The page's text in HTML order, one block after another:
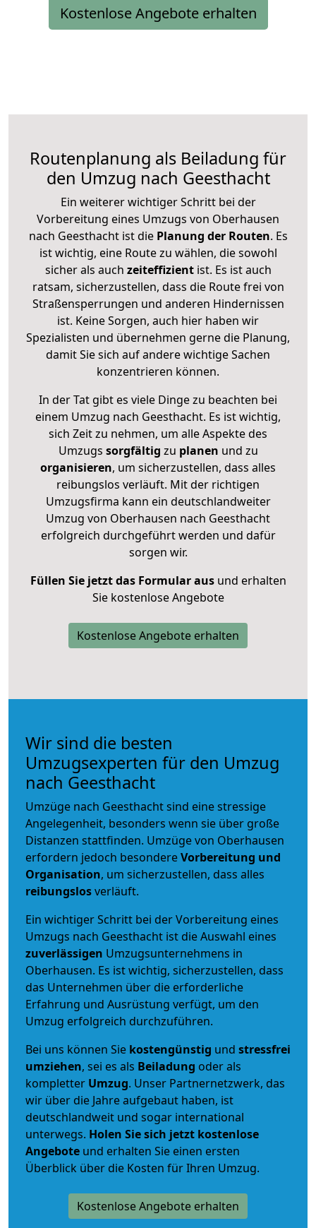
Kostenlose Angebote erhalten
Routenplanung als Beiladung für
den Umzug nach Geesthacht
Ein weiterer wichtiger Schritt bei der
Vorbereitung eines Umzugs von Oberhausen
nach Geesthacht ist diePlanung der Routen. Es
ist wichtig, eine Route zu wählen, die sowohl
sicher als auch zeiteffizientist. Es ist auch
ratsam, sicherzustellen, dass die Route frei von
Straßensperrungen und anderen Hindernissen
ist. Keine Sorgen, auch hier haben wir
Spezialisten und übernehmen gerne die Planung,
damit Sie sich auf andere wichtige Sachen
konzentrieren können.
In der Tat gibt es viele Dinge zu beachten bei
einem Umzug nach Geesthacht. Es ist wichtig,
sich Zeit zu nehmen, um alle Aspekte des
Umzugs sorgfältig zu planen und zu
organisieren, um sicherzustellen, dass alles
reibungslos verläuft. Mit der richtigen
Umzugsfirma kann ein deutschlandweiter
Umzug von Oberhausen nach Geesthacht
erfolgreich durchgeführt werden und dafür
sorgen wir.
Füllen Sie jetzt das Formular ausund erhalten
Sie kostenlose Angebote
Kostenlose Angebote erhalten
Wir sind die besten
Umzugsexperten für den Umzug
nach Geesthacht
Umzüge nach Geesthacht sind eine stressige
Angelegenheit, besonders wenn sie über große
Distanzen stattfinden. Umzüge von Oberhausen
erfordern jedoch besondereVorbereitung und
Organisation, um sicherzustellen, dass alles
reibungslosverläuft.
Ein wichtiger Schritt bei der Vorbereitung eines
Umzugs nach Geesthacht ist die Auswahl eines
zuverlässigen Umzugsunternehmens in
Oberhausen. Es ist wichtig, sicherzustellen, dass
das Unternehmen über die erforderliche
Erfahrung und Ausrüstung verfügt, um den
Umzug erfolgreich durchzuführen.
Bei uns können Sie kostengünstig und stressfrei
umziehen, sei es als Beiladung oder als
kompletter Umzug. Unser Partnernetzwerk, das
wir über die Jahre aufgebaut haben, ist
deutschlandweit und sogar international
unterwegs. Holen Sie sich jetzt kostenlose
Angebote und erhalten Sie einen ersten
Überblick über die Kosten für Ihren Umzug.
Kostenlose Angebote erhalten